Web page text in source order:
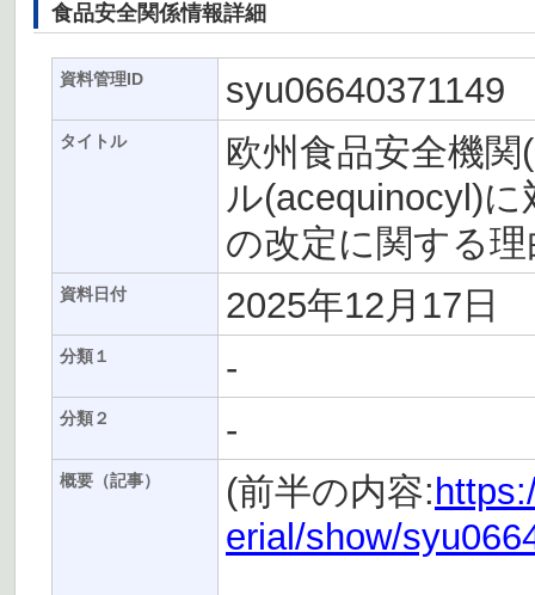
食品安全関係情報詳細
資料管理ID syu06640371149
タイトル
欧州食品安全機
ル(acequinocyl)
の改定に関する
資料日付 2025年12月17日
分類１ -
分類２ -
概要（記事） (前半の内容:
erial/show/